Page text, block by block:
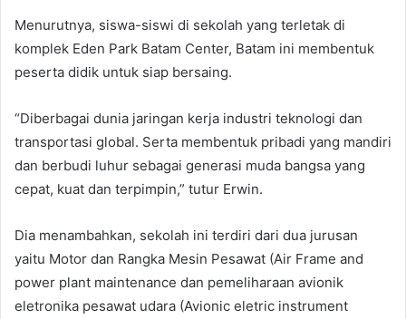
Menurutnya, siswa-siswi di sekolah yang terletak di
komplek Eden Park Batam Center, Batam ini membentuk
peserta didik untuk siap bersaing.
“Diberbagai dunia jaringan kerja industri teknologi dan
transportasi global. Serta membentuk pribadi yang mandiri
dan berbudi luhur sebagai generasi muda bangsa yang
cepat, kuat dan terpimpin,” tutur Erwin.
Dia menambahkan, sekolah ini terdiri dari dua jurusan
yaitu Motor dan Rangka Mesin Pesawat (Air Frame and
power plant maintenance dan pemeliharaan avionik
eletronika pesawat udara (Avionic eletric instrument